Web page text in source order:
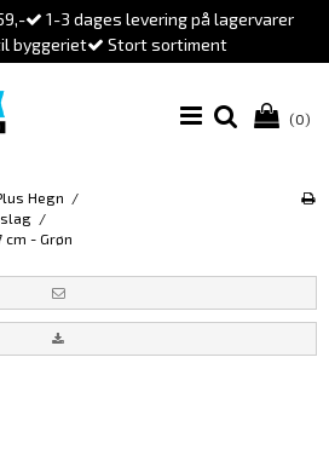
1-3 dages levering på lagervarer
byggeriet
Stort sortiment
(0)
Hegn /
/
- Grøn